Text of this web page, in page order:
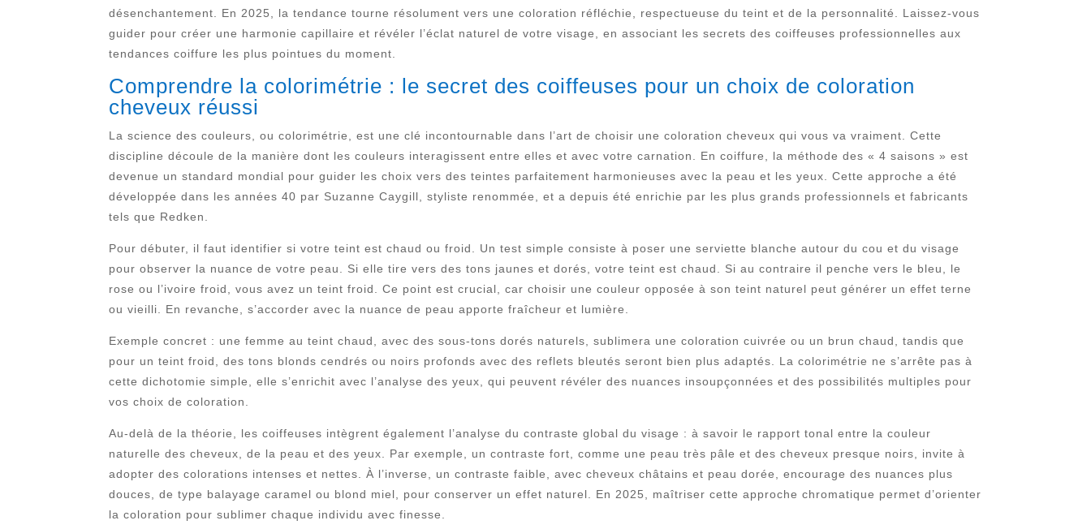
désenchantement. En 2025, la tendance tourne résolument vers une coloration réfléchie, respectueuse du teint et de la personnalité. Laissez-vous
guider pour créer une harmonie capillaire et révéler l’éclat naturel de votre visage, en associant les secrets des coiffeuses professionnelles aux
tendances coiffure les plus pointues du moment.
Comprendre la colorimétrie : le secret des coiffeuses pour un choix de coloration
cheveux réussi
La science des couleurs, ou colorimétrie, est une clé incontournable dans l’art de choisir une coloration cheveux qui vous va vraiment. Cette
discipline découle de la manière dont les couleurs interagissent entre elles et avec votre carnation. En coiffure, la méthode des « 4 saisons » est
devenue un standard mondial pour guider les choix vers des teintes parfaitement harmonieuses avec la peau et les yeux. Cette approche a été
développée dans les années 40 par Suzanne Caygill, styliste renommée, et a depuis été enrichie par les plus grands professionnels et fabricants
tels que Redken.
Pour débuter, il faut identifier si votre teint est chaud ou froid. Un test simple consiste à poser une serviette blanche autour du cou et du visage
pour observer la nuance de votre peau. Si elle tire vers des tons jaunes et dorés, votre teint est chaud. Si au contraire il penche vers le bleu, le
rose ou l’ivoire froid, vous avez un teint froid. Ce point est crucial, car choisir une couleur opposée à son teint naturel peut générer un effet terne
ou vieilli. En revanche, s’accorder avec la nuance de peau apporte fraîcheur et lumière.
Exemple concret : une femme au teint chaud, avec des sous-tons dorés naturels, sublimera une coloration cuivrée ou un brun chaud, tandis que
pour un teint froid, des tons blonds cendrés ou noirs profonds avec des reflets bleutés seront bien plus adaptés. La colorimétrie ne s’arrête pas à
cette dichotomie simple, elle s’enrichit avec l’analyse des yeux, qui peuvent révéler des nuances insoupçonnées et des possibilités multiples pour
vos choix de coloration.
Au-delà de la théorie, les coiffeuses intègrent également l’analyse du contraste global du visage : à savoir le rapport tonal entre la couleur
naturelle des cheveux, de la peau et des yeux. Par exemple, un contraste fort, comme une peau très pâle et des cheveux presque noirs, invite à
adopter des colorations intenses et nettes. À l’inverse, un contraste faible, avec cheveux châtains et peau dorée, encourage des nuances plus
douces, de type balayage caramel ou blond miel, pour conserver un effet naturel. En 2025, maîtriser cette approche chromatique permet d’orienter
la coloration pour sublimer chaque individu avec finesse.